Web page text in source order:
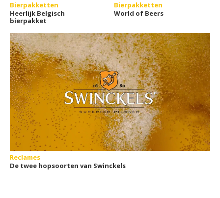
Bierpakketten
Heerlijk Belgisch
bierpakket
Bierpakketten
World of Beers
Reclames
De twee hopsoorten van Swinckels